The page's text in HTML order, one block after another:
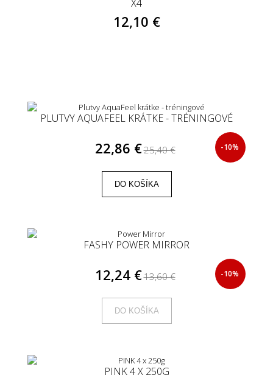
X4
12,10 €
PLUTVY AQUAFEEL KRÁTKE - TRÉNINGOVÉ
22,86 €25,40 € -10%
DO KOŠÍKA
FASHY POWER MIRROR
12,24 €13,60 € -10%
DO KOŠÍKA
PINK 4 X 250G